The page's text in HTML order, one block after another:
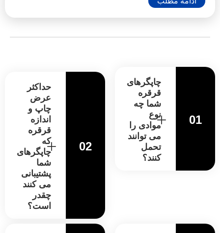
01
چاپگرهای
قرقره
شما چه
نوع
موادی را
می توانند
تحمل
کنند؟
02
حداکثر
عرض
چاپ و
اندازه
قرقره
که
چاپگرهای
شما
پشتیبانی
می کنند
چقدر
است؟